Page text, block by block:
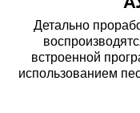
Детально
встроенной
использованием